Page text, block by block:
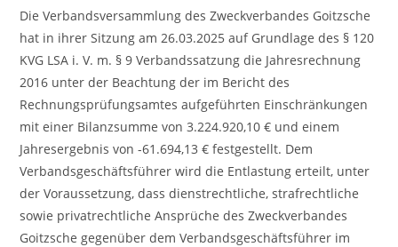
Die Verbandsversammlung des Zweckverbandes Goitzsche
hat in ihrer Sitzung am 26.03.2025 auf Grundlage des § 120
KVG LSA i. V. m. § 9 Verbandssatzung die Jahresrechnung
2016 unter der Beachtung der im Bericht des
Rechnungsprüfungsamtes aufgeführten Einschränkungen
mit einer Bilanzsumme von 3.224.920,10 € und einem
Jahresergebnis von -61.694,13 € festgestellt. Dem
Verbandsgeschäftsführer wird die Entlastung erteilt, unter
der Voraussetzung, dass dienstrechtliche, strafrechtliche
sowie privatrechtliche Ansprüche des Zweckverbandes
Goitzsche gegenüber dem Verbandsgeschäftsführer im